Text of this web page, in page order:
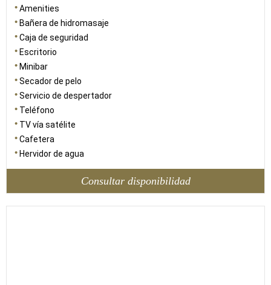
Amenities
Bañera de hidromasaje
Caja de seguridad
Escritorio
Minibar
Secador de pelo
Servicio de despertador
Teléfono
TV vía satélite
Cafetera
Hervidor de agua
Consultar disponibilidad